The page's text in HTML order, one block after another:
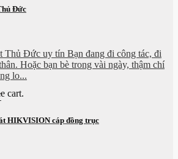
cart.
Đức
Thủ Đức uy tín Bạn đang đi công tác, đi
Hoặc bạn bè trong vài ngày, thậm chí
lo...
HIKVISION cáp đồng trục